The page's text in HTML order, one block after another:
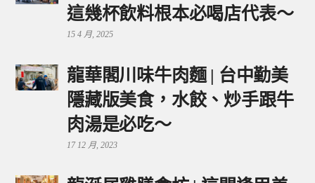
這幾杯飲料根本必喝店代表～
15 4 月, 2025
龍華閣川味牛肉麵 | 台中勤美
隱藏版美食，水餃、炒手跟牛
肉湯是必吃～
17 12 月, 2023